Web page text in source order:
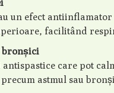
un efect
facilitând
bronșici
care pot
astmul sau